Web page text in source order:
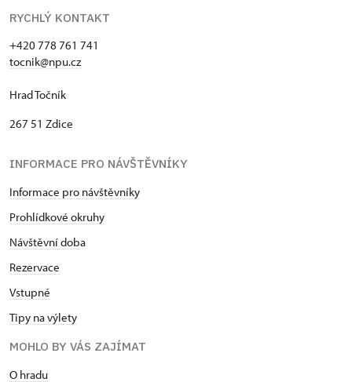
RYCHLÝ KONTAKT
+420 778 761 741
tocnik@npu.cz
Hrad Točník
267 51 Zdice
INFORMACE PRO NÁVŠTĚVNÍKY
Informace pro návštěvníky
Prohlídkové okruhy
Návštěvní doba
Rezervace
Vstupné
Tipy na výlety
MOHLO BY VÁS ZAJÍMAT
O hradu